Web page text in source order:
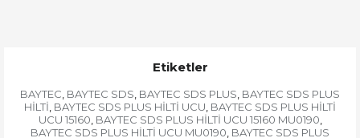
Etiketler
BAYTEC, BAYTEC SDS, BAYTEC SDS PLUS, BAYTEC SDS PLUS
HİLTİ, BAYTEC SDS PLUS HİLTİ UCU, BAYTEC SDS PLUS HİLTİ
UCU 15160, BAYTEC SDS PLUS HİLTİ UCU 15160 MU0190,
BAYTEC SDS PLUS HİLTİ UCU MU0190, BAYTEC SDS PLUS